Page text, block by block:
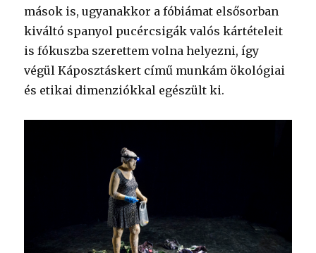
mások is, ugyanakkor a fóbiámat elsősorban
kiváltó spanyol pucércsigák valós kártételeit
is fókuszba szerettem volna helyezni, így
végül Káposztáskert című munkám ökológiai
és etikai dimenziókkal egészült ki.